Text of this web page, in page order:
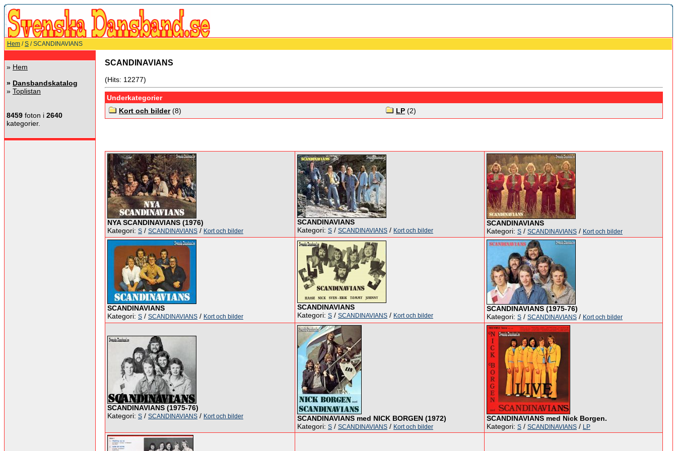
Hem /S / SCANDINAVIANS
» Hem
» Dansbandskatalog
» Toplistan
8459 foton i 2640
kategorier.
SCANDINAVIANS
(Hits: 12277)
Underkategorier
Kort och bilder(8) LP (2)
NYA SCANDINAVIANS (1976)
Kategori: S / SCANDINAVIANS / Kort och bilder
SCANDINAVIANS
Kategori: S / SCANDINAVIANS / Kort och bilder
SCANDINAVIANS
Kategori: S / SCANDINAVIANS / Kort och bilder
SCANDINAVIANS
Kategori: S / SCANDINAVIANS / Kort och bilder
SCANDINAVIANS
Kategori: S / SCANDINAVIANS / Kort och bilder
SCANDINAVIANS (1975-76)
Kategori: S / SCANDINAVIANS / Kort och bilder
SCANDINAVIANS (1975-76)
Kategori: S / SCANDINAVIANS / Kort och bilder
SCANDINAVIANS med NICK BORGEN (1972)
Kategori: S / SCANDINAVIANS / Kort och bilder
SCANDINAVIANS med Nick Borgen.
Kategori: S / SCANDINAVIANS / LP